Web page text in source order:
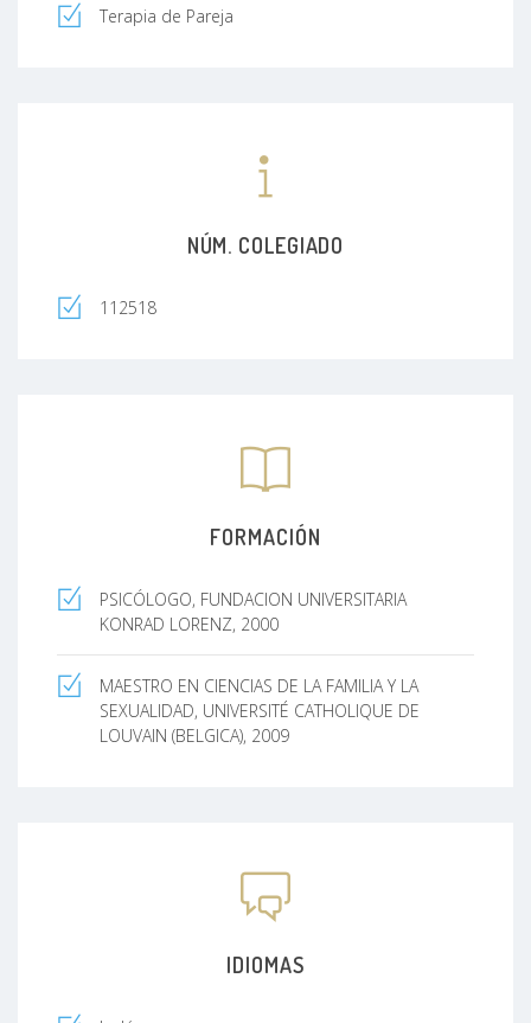
Terapia de Pareja
NÚM. COLEGIADO
112518
FORMACIÓN
PSICÓLOGO, FUNDACION UNIVERSITARIA
KONRAD LORENZ, 2000
MAESTRO EN CIENCIAS DE LA FAMILIA Y LA
SEXUALIDAD, UNIVERSITÉ CATHOLIQUE DE
LOUVAIN (BELGICA), 2009
IDIOMAS